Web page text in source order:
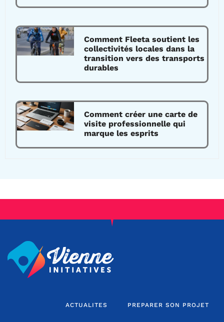
Comment Fleeta soutient les
collectivités locales dans la
transition vers des transports
durables
Comment créer une carte de
visite professionnelle qui
marque les esprits
ACTUALITES PREPARER SON PROJET